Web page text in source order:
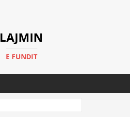
LAJMIN
E FUNDIT